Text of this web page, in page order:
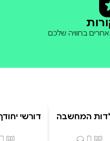
בחוויה שלכם
המחשבה
דורשי